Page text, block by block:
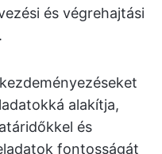
és végrehajtási
alakítja,
és
fontosságát